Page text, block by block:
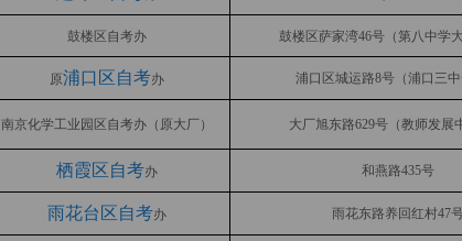
鼓楼区自考办 鼓楼区萨家湾46号（第八中学
原浦口区自考办 浦口区城运路8号（浦口三中
南京化学工业园区自考办（原大厂） 大厂旭东路629号（教师发展
栖霞区自考办 和燕路435号
雨花台区自考办 雨花东路养回红村47